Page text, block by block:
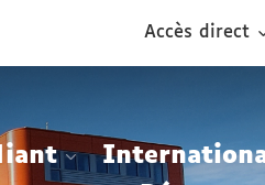
Accès direct